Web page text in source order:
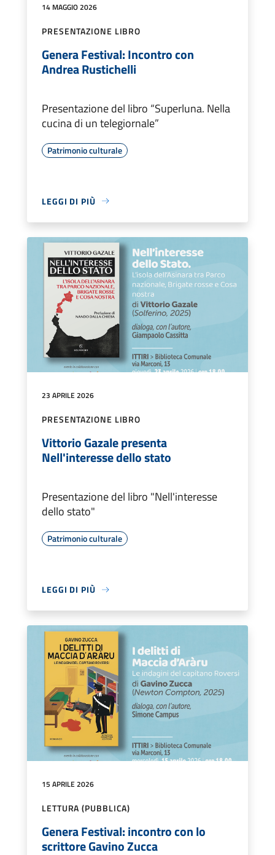
14 MAGGIO 2026
PRESENTAZIONE LIBRO
Genera Festival: Incontro con
Andrea Rustichelli
Presentazione del libro “Superluna. Nella
cucina di un telegiornale”
Patrimonio culturale
LEGGI DI PIÙ
23 APRILE 2026
PRESENTAZIONE LIBRO
Vittorio Gazale presenta
Nell'interesse dello stato
Presentazione del libro "Nell'interesse
dello stato"
Patrimonio culturale
LEGGI DI PIÙ
15 APRILE 2026
LETTURA (PUBBLICA)
Genera Festival: incontro con lo
scrittore Gavino Zucca